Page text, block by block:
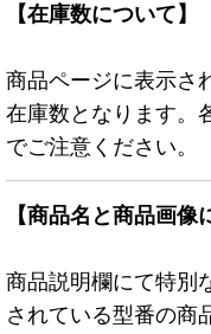
【在庫数について】
商品ページに表示さ
在庫数となります。
でご注意ください。
【商品名と商品画像
商品説明欄にて特別
されている型番の商